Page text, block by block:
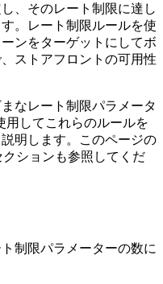
、そのレート制限に達し
。レート制限ルールを使
ンをターゲットにしてボ
ストアフロントの可用性
なレート制限パラメータ
用してこれらのルールを
明します。このページの
クションも参照してくだ
制限パラメーターの数に